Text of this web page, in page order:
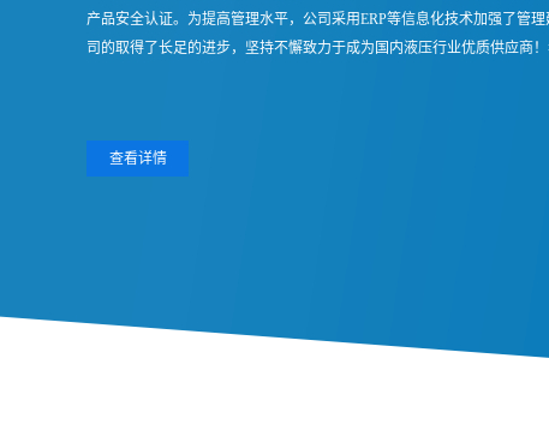
产品安全认证。为提高管理水平，公司采用ERP等信息化技术加强了管
司的取得了长足的进步，坚持不懈致力于成为国内液压行业优质供应商
查看详情